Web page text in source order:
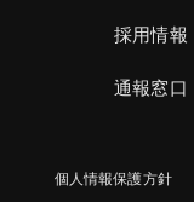
採用情報
通報窓口
個人情報保護方針